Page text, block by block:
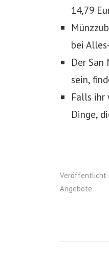
14,79
bei
Der San
sein,
Falls
Dinge,
Veröffentlicht
Angebote